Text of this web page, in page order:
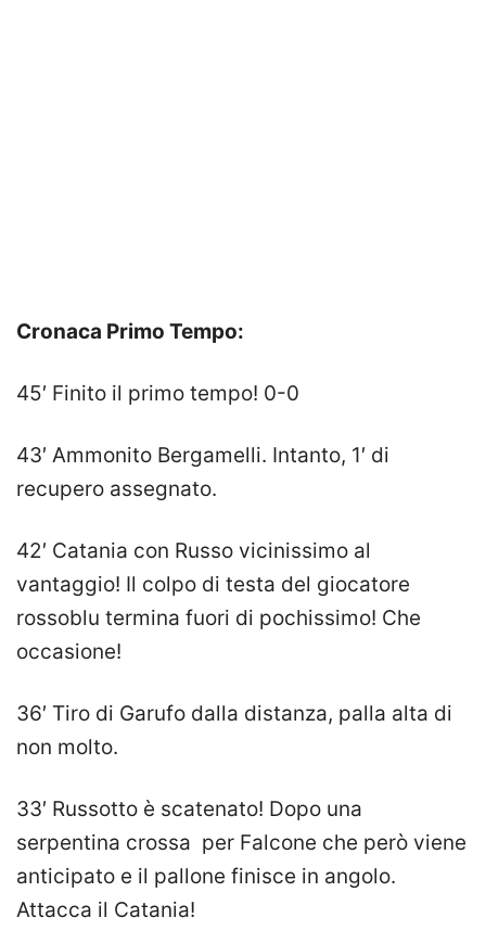
Cronaca Primo Tempo:
45′ Finito il primo tempo! 0-0
43′ Ammonito Bergamelli. Intanto, 1′ di
recupero assegnato.
42′ Catania con Russo vicinissimo al
vantaggio! Il colpo di testa del giocatore
rossoblu termina fuori di pochissimo! Che
occasione!
36′ Tiro di Garufo dalla distanza, palla alta di
non molto.
33′ Russotto è scatenato! Dopo una
serpentina crossa per Falcone che però viene
anticipato e il pallone finisce in angolo.
Attacca il Catania!